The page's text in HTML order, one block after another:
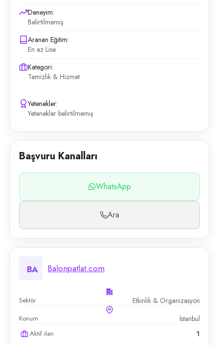
Deneyim:
Belirtilmemiş
Aranan Eğitim:
En az Lise
Kategori:
Temizlik & Hizmet
Yetenekler:
Yetenekler belirtilmemiş
Başvuru Kanalları
WhatsApp
Ara
BA Balonpatlat.com
Sektör Etkinlik & Organizasyon
Konum İstanbul
Aktif ilan 1